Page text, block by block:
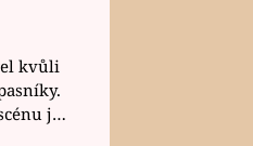
kvůli
jel